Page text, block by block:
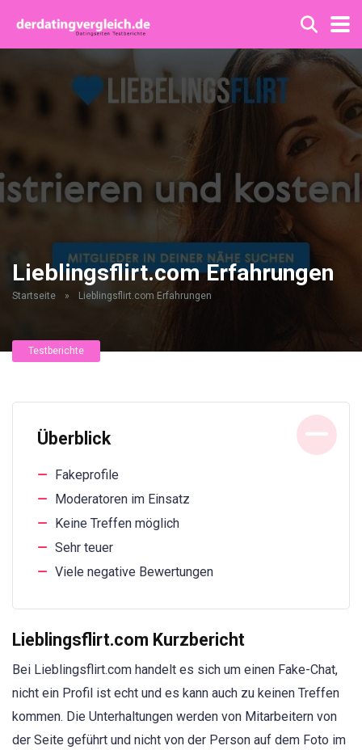
Lieblingsflirt.com Erfahrungen
Startseite » Lieblingsflirt.com Erfahrungen
Testberichte
Überblick
Fakeprofile
Moderatoren im Einsatz
Keine Treffen möglich
Sehr teuer
Viele negative Bewertungen
Lieblingsflirt.com Kurzbericht
Bei Lieblingsflirt.com handelt es sich um einen Fake-Chat,
nicht ein Profil ist echt und es kann auch zu keinen Treffen
kommen. Die Unterhaltungen werden von Mitarbeitern von
der Seite geführt und nicht von der Person auf dem Foto im